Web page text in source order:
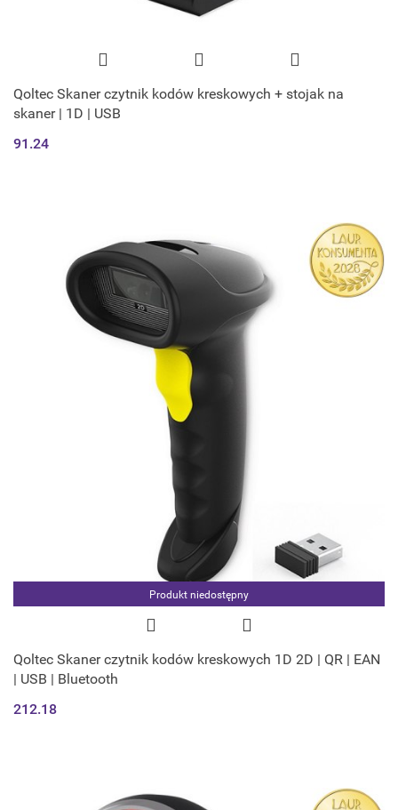
Qoltec Skaner czytnik kodów kreskowych + stojak na
skaner | 1D | USB
91.24
Produkt niedostępny
Qoltec Skaner czytnik kodów kreskowych 1D 2D | QR | EAN
| USB | Bluetooth
212.18